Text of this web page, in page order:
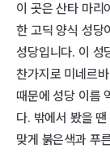
이 곳은 산타 마리
한 고딕 양식 성당
성당입니다. 이 성
찬가지로 미네르
때문에 성당 이름
다. 밖에서 봤을
맞게 붉은색과 푸